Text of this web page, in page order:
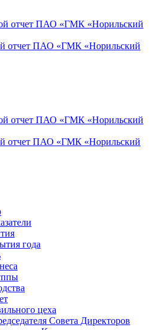
отчет ПАО «ГМК «Норильский
отчет ПАО «ГМК «Норильский
отчет ПАО «ГМК «Норильский
отчет ПАО «ГМК «Норильский
года
цеха
Совета Директоров